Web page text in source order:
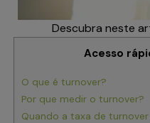
Descubra neste
Acesso
O que é turnover?
Por que medir o turnover?
Quando a taxa de